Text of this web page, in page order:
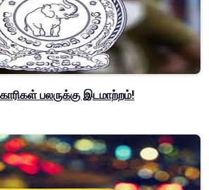
பலருக்கு இடமாற்றம்!